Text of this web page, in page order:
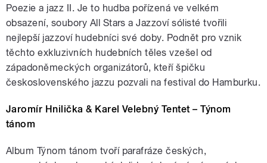
Poezie a jazz II. Je to hudba pořízená ve velkém
obsazení, soubory All Stars a Jazzoví sólisté tvořili
nejlepší jazzoví hudebníci své doby. Podnět pro vznik
těchto exkluzivních hudebních těles vzešel od
západoněmeckých organizátorů, kteří špičku
československého jazzu pozvali na festival do Hamburku.
Jaromír Hnilička & Karel Velebný Tentet – Týnom
tánom
Album Týnom tánom tvoří parafráze českých,